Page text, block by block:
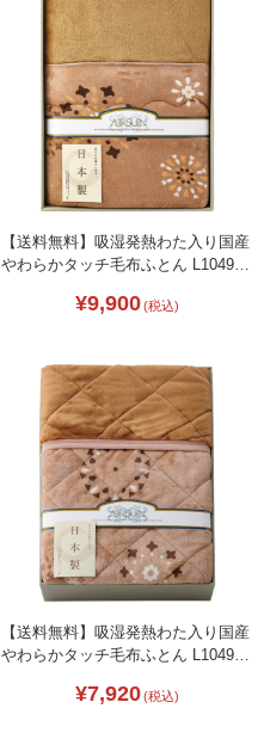
【送料無料】吸湿発熱わた入り国産
やわらかタッチ毛布ふとん L1049-
¥9,900(税込)
【送料無料】吸湿発熱わた入り国産
やわらかタッチ毛布ふとん L1049-
¥7,920(税込)